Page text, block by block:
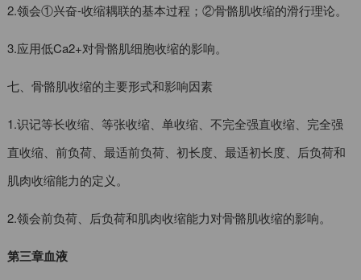
2.领会①兴奋-收缩耦联的基本过程；②骨骼肌收缩的滑行理论。
3.应用低Ca2+对骨骼肌细胞收缩的影响。
七、骨骼肌收缩的主要形式和影响因素
1.识记等长收缩、等张收缩、单收缩、不完全强直收缩、完全强
直收缩、前负荷、最适前负荷、初长度、最适初长度、后负荷和
肌肉收缩能力的定义。
2.领会前负荷、后负荷和肌肉收缩能力对骨骼肌收缩的影响。
第三章血液